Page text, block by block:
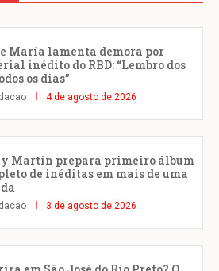
María lamenta demora por
inédito do RBD: “Lembro dos
os dias”
4 de agosto de 2026
Martin prepara primeiro álbum
de inéditas em mais de uma
3 de agosto de 2026